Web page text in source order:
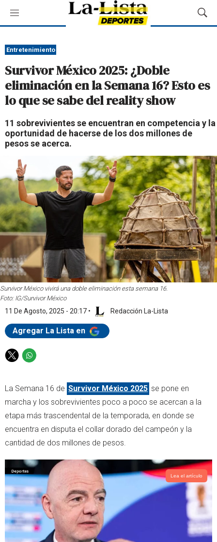
M
e
ú
M
o
B
q
u
a
Entretenimiento
Survivor México 2025: ¿Doble
eliminación en la Semana 16? Esto es
lo que se sabe del reality show
11 sobrevivientes se encuentran en competencia y la
oportunidad de hacerse de los dos millones de
pesos se acerca.
Survivor México vivirá una doble eliminación esta semana 16.
Foto: IG/Survivor México
11 De Agosto, 2025 - 20:17 • Redacción La-Lista
Agregar La Lista en
T
t
t
r
W
t
s
p
p
La Semana 16 de Survivor México 2025 se pone en
marcha y los sobrevivientes poco a poco se acercan a la
etapa más trascendental de la temporada, en donde se
encuentra en disputa el collar dorado del campeón y la
cantidad de dos millones de pesos.
Lea el artículo